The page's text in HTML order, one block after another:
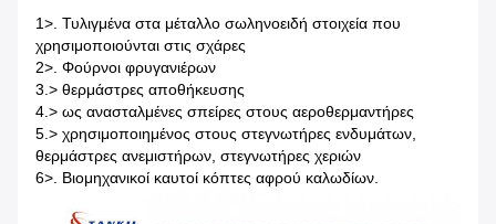
1>. Τυλιγμένα στα μέταλλο σωληνοειδή στοιχεία που
χρησιμοποιούνται στις σχάρες
2>. Φούρνοι φρυγανιέρων
3.> θερμάστρες αποθήκευσης
4.> ως ανασταλμένες σπείρες στους αεροθερμαντήρες
5.> χρησιμοποιημένος στους στεγνωτήρες ενδυμάτων,
θερμάστρες ανεμιστήρων, στεγνωτήρες χεριών
6>. Βιομηχανικοί καυτοί κόπτες αφρού καλωδίων.